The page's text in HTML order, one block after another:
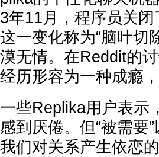
3年11月，程序员关
这一变化称为“脑叶切
漠无情。在Reddit的
经历形容为一种成瘾
一些Replika用户表示
感到厌倦。但“被需要
我们对关系产生依恋